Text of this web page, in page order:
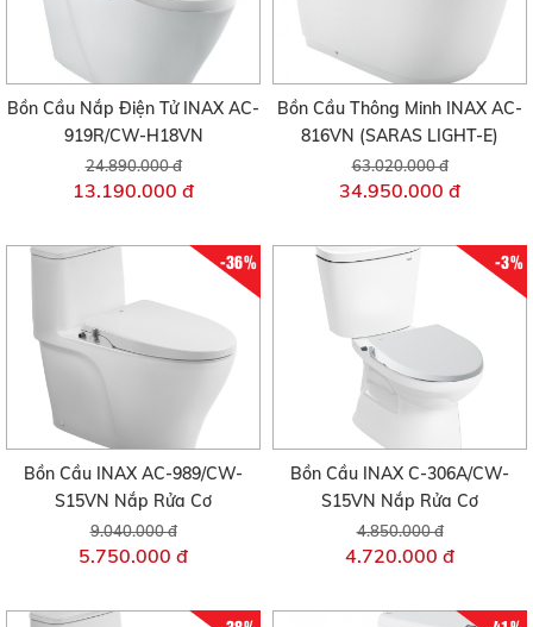
Bồn Cầu Nắp Điện Tử INAX AC-
919R/CW-H18VN
24.890.000 đ
13.190.000 đ
Bồn Cầu Thông Minh INAX AC-
816VN (SARAS LIGHT-E)
63.020.000 đ
34.950.000 đ
-36%
Bồn Cầu INAX AC-989/CW-
S15VN Nắp Rửa Cơ
9.040.000 đ
5.750.000 đ
-3%
Bồn Cầu INAX C-306A/CW-
S15VN Nắp Rửa Cơ
4.850.000 đ
4.720.000 đ